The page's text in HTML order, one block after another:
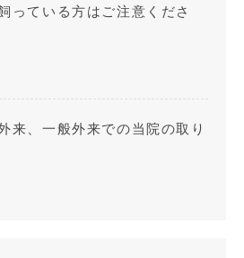
っている方はご注意くださ
来、一般外来での当院の取り